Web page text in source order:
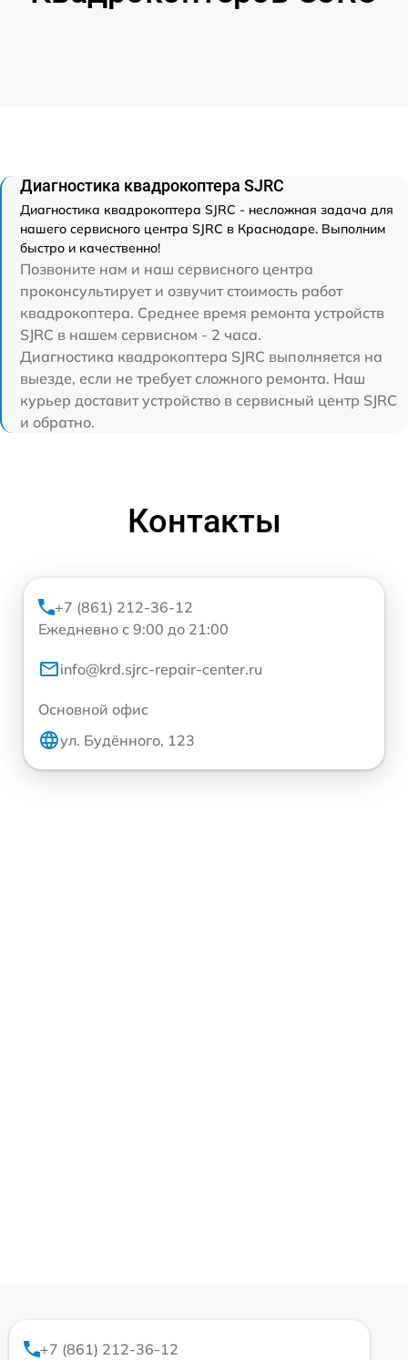
Диагностика квадрокоптера SJRC
Диагностика квадрокоптера SJRC - несложная задача для
нашего сервисного центра SJRC в Краснодаре. Выполним
быстро и качественно!
Позвоните нам и наш сервисного центра
проконсультирует и озвучит стоимость работ
квадрокоптера. Среднее время ремонта устройств
SJRC в нашем сервисном - 2 часа.
Диагностика квадрокоптера SJRC выполняется на
выезде, если не требует сложного ремонта. Наш
курьер доставит устройство в сервисный центр SJRC
и обратно.
Контакты
+7 (861) 212-36-12
Ежедневно с 9:00 до 21:00
info@krd.sjrc-repair-center.ru
Основной офис
ул. Будённого, 123
+7 (861) 212-36-12